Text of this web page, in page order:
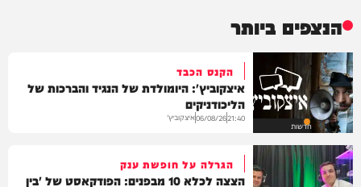
הנצפים ביותר
חדשות
הקנס הכבד
איצקוביץ': היומולדת של הנגיד והברכות של
הליכודניקים
21:40
06/08/26איצקוביץ'
הגרלה על חופשת ענק
הצצה לכלא 10 מבפנים: הפודקאסט של 'בין